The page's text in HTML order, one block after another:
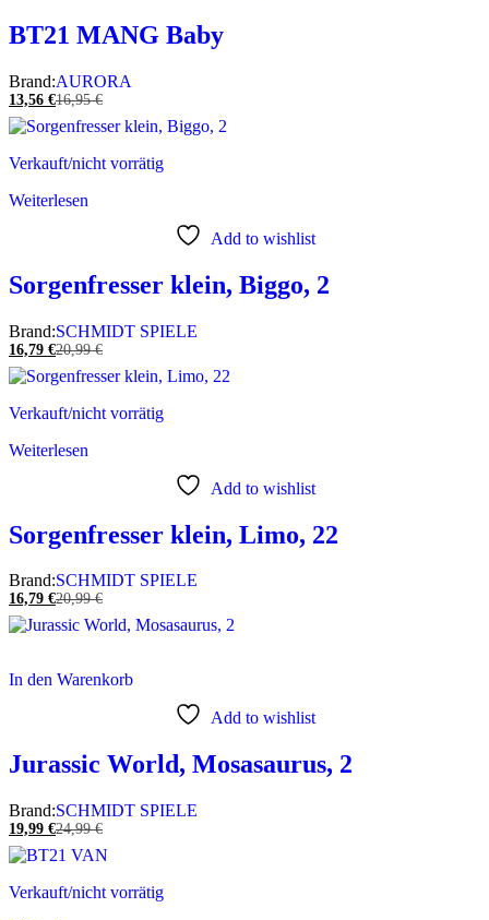
BT21 MANG Baby
Brand:AURORA
13,56 €16,95€
Verkauft/nicht vorrätig
Weiterlesen
Add to wishlist
Sorgenfresser klein, Biggo, 2
Brand:SCHMIDT SPIELE
16,79 €20,99€
Verkauft/nicht vorrätig
Weiterlesen
Add to wishlist
Sorgenfresser klein, Limo, 22
Brand:SCHMIDT SPIELE
16,79 €20,99€
In den Warenkorb
Add to wishlist
Jurassic World, Mosasaurus, 2
Brand:SCHMIDT SPIELE
19,99 €24,99€
Verkauft/nicht vorrätig